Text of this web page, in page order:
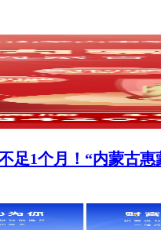
足1个月！“内蒙古惠